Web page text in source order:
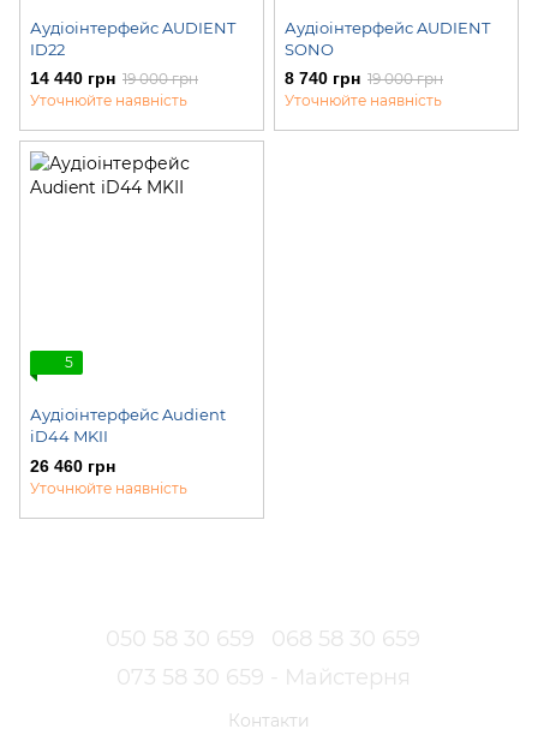
Аудіоінтерфейс AUDIENT
ID22
14 440 грн 19 000 грн
Уточнюйте наявність
Аудіоінтерфейс AUDIENT
SONO
8 740 грн 19 000 грн
Уточнюйте наявність
5
Аудіоінтерфейс Audient
iD44 MKII
26 460 грн
Уточнюйте наявність
050 58 30 659
068 58 30 659
073 58 30 659 - Майстерня
Контакти